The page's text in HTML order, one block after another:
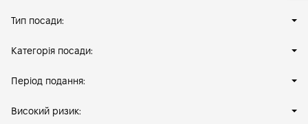
Тип посади:
Категорія посади:
Період подання:
Високий ризик: